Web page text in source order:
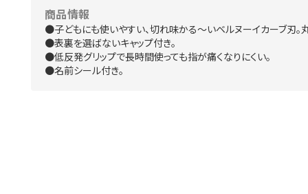
商品情報
●子どもにも使いやすい、切れ味かる～いベルヌーイカーブ刃。
●表裏を選ばないキャップ付き。
●低反発グリップで長時間使っても指が痛くなりにくい。
●名前シール付き。